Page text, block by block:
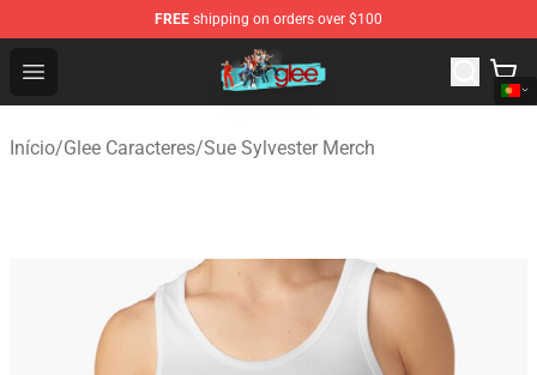
FREE shipping on orders over $100
Open menu
Glee Store - Official Glee Merchandise Shop
Início/Glee Caracteres/Sue Sylvester Merch